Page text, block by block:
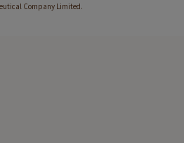
Company Limited.